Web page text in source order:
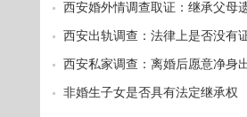
西安婚外情调查取证：继承父母
吗
西安出轨调查：法律上是否没有
西安私家调查：离婚后愿意净身
非婚生子女是否具有法定继承权